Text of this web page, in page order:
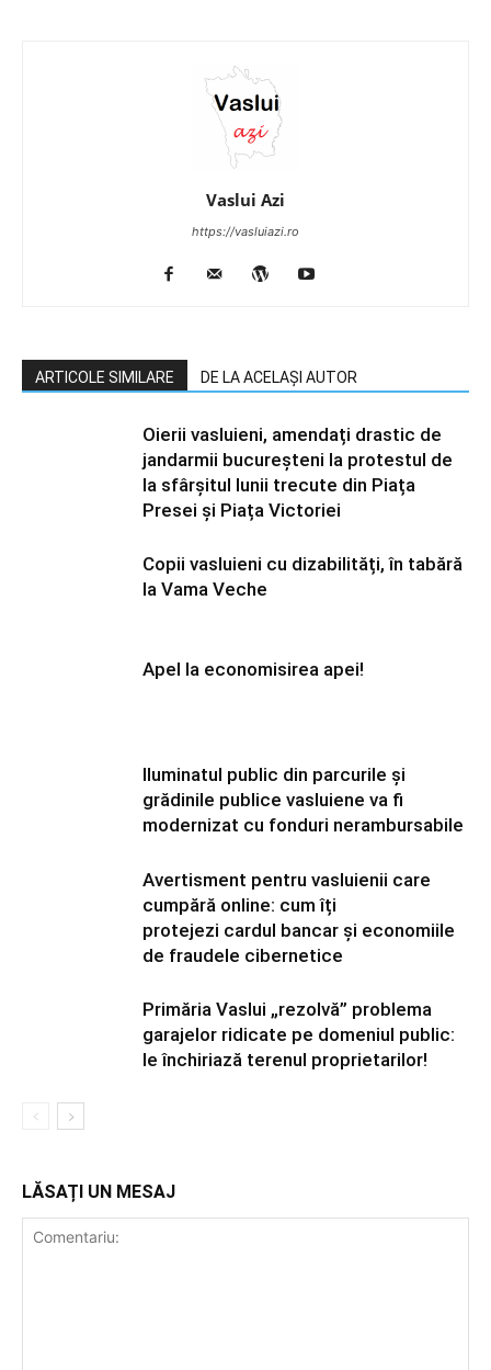
Vaslui Azi
https://vasluiazi.ro
ARTICOLE SIMILARE DE LA ACELAȘI AUTOR
Oierii vasluieni, amendați drastic de
jandarmii bucureșteni la protestul de
la sfârșitul lunii trecute din Piața
Presei și Piața Victoriei
Copii vasluieni cu dizabilități, în tabără
la Vama Veche
Apel la economisirea apei!
Iluminatul public din parcurile și
grădinile publice vasluiene va fi
modernizat cu fonduri nerambursabile
Avertisment pentru vasluienii care
cumpără online: cum îți
protejezi cardul bancar și economiile
de fraudele cibernetice
Primăria Vaslui „rezolvă” problema
garajelor ridicate pe domeniul public:
le închiriază terenul proprietarilor!
LĂSAȚI UN MESAJ